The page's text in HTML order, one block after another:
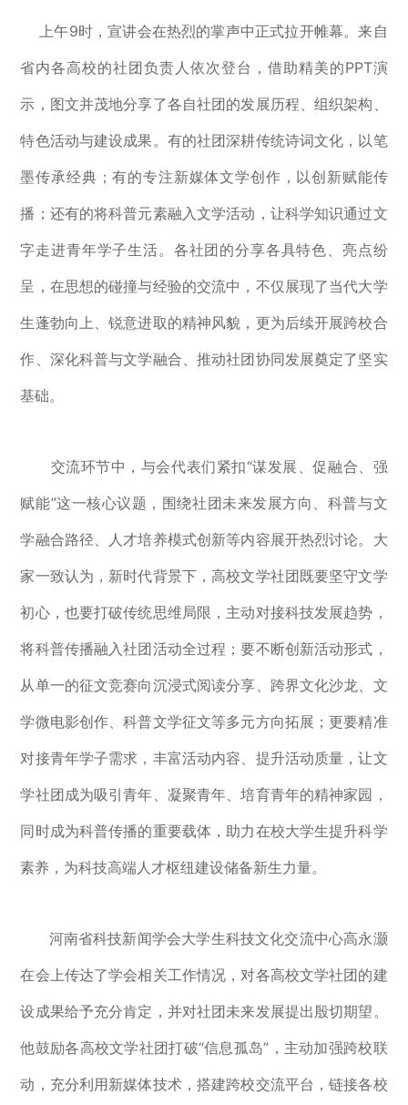
上午9时，宣讲会在热烈的掌声中正式拉开帷幕。来自
省内各高校的社团负责人依次登台，借助精美的PPT演
示，图文并茂地分享了各自社团的发展历程、组织架构、
特色活动与建设成果。有的社团深耕传统诗词文化，以笔
墨传承经典；有的专注新媒体文学创作，以创新赋能传
播；还有的将科普元素融入文学活动，让科学知识通过文
字走进青年学子生活。各社团的分享各具特色、亮点纷
呈，在思想的碰撞与经验的交流中，不仅展现了当代大学
生蓬勃向上、锐意进取的精神风貌，更为后续开展跨校合
作、深化科普与文学融合、推动社团协同发展奠定了坚实
基础。
交流环节中，与会代表们紧扣“谋发展、促融合、强
赋能”这一核心议题，围绕社团未来发展方向、科普与文
学融合路径、人才培养模式创新等内容展开热烈讨论。大
家一致认为，新时代背景下，高校文学社团既要坚守文学
初心，也要打破传统思维局限，主动对接科技发展趋势，
将科普传播融入社团活动全过程；要不断创新活动形式，
从单一的征文竞赛向沉浸式阅读分享、跨界文化沙龙、文
学微电影创作、科普文学征文等多元方向拓展；更要精准
对接青年学子需求，丰富活动内容、提升活动质量，让文
学社团成为吸引青年、凝聚青年、培育青年的精神家园，
同时成为科普传播的重要载体，助力在校大学生提升科学
素养，为科技高端人才枢纽建设储备新生力量。
河南省科技新闻学会大学生科技文化交流中心高永灏
在会上传达了学会相关工作情况，对各高校文学社团的建
设成果给予充分肯定，并对社团未来发展提出殷切期望。
他鼓励各高校文学社团打破“信息孤岛”，主动加强跨校联
动，充分利用新媒体技术，搭建跨校交流平台，链接各校